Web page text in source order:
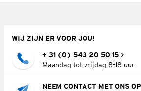
WIJ ZIJN ER VOOR JOU!
+ 31 (0) 543 20 50 15
Maandag tot vrijdag 8–18 uur
NEEM CONTACT MET ONS OP